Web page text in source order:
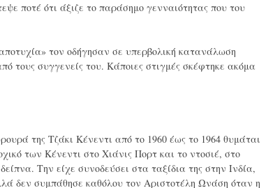
ποτέ ότι άξιζε το παράσημο γενναιότητας που του
τον οδήγησαν σε υπερβολική κατανάλωση
τους συγγενείς του. Κάποιες στιγμές σκέφτηκε ακόμα
της Τζάκι Κένεντι από το 1960 έως το 1964 θυμάται
των Κένεντι στο Χιάνις Πορτ και το ντοσιέ, στο
Την είχε συνοδεύσει στα ταξίδια της στην Ινδία,
δεν συμπάθησε καθόλου τον Αριστοτέλη Ωνάση όταν η